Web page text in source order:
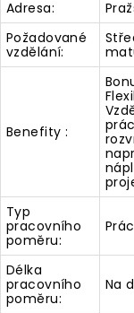
Adresa:
Požadované
vzdělání:
Benefity :
Typ
pracovního
poměru:
Délka
pracovního
poměru:
Na